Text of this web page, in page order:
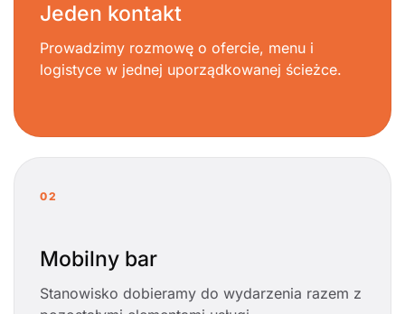
Jeden kontakt
Prowadzimy rozmowę o ofercie, menu i
logistyce w jednej uporządkowanej ścieżce.
02
Mobilny bar
Stanowisko dobieramy do wydarzenia razem z